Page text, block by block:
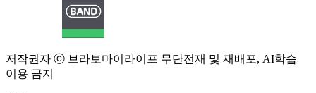
저작권자 ⓒ 브라보마이라이프 무단전재 및 재배포, AI학습
이용 금지